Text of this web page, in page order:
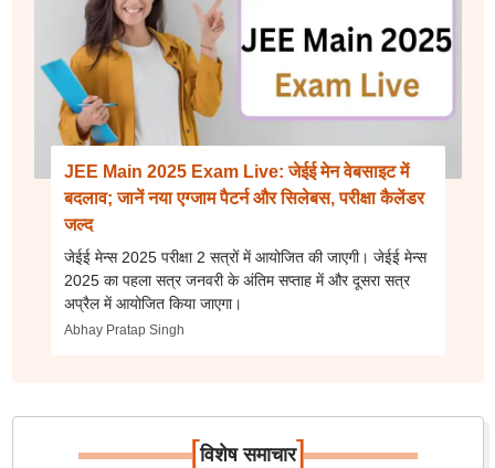
JEE Main 2025 Exam Live: जेईई मेन वेबसाइट में
बदलाव; जानें नया एग्जाम पैटर्न और सिलेबस, परीक्षा कैलेंडर
जल्द
जेईई मेन्स 2025 परीक्षा 2 सत्रों में आयोजित की जाएगी। जेईई मेन्स
2025 का पहला सत्र जनवरी के अंतिम सप्ताह में और दूसरा सत्र
अप्रैल में आयोजित किया जाएगा।
Abhay Pratap Singh
[विशेष समाचार]